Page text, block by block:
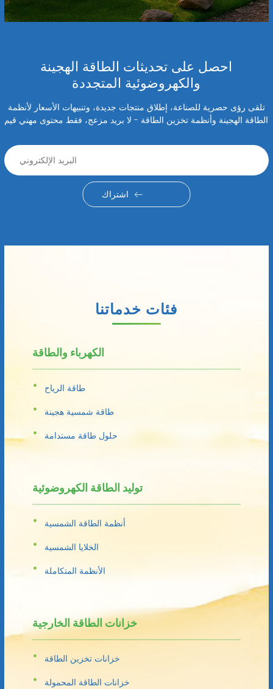
احصل على تحديثات الطاقة الهجينة
والكهروضوئية المتجددة
تلقى رؤى حصرية للصناعة، إطلاق منتجات جديدة، وتنبيهات الأسعار لأنظمة
الطاقة الهجينة وأنظمة تخزين الطاقة - لا بريد مزعج، فقط محتوى مهني قيم
اشتراك
فئات خدماتنا
الكهرباء والطاقة
طاقة الرياح
طاقة شمسية هجينة
حلول طاقة مستدامة
توليد الطاقة الكهروضوئية
أنظمة الطاقة الشمسية
الخلايا الشمسية
الأنظمة المتكاملة
خزانات الطاقة الخارجية
خزانات تخزين الطاقة
خزانات الطاقة المحمولة